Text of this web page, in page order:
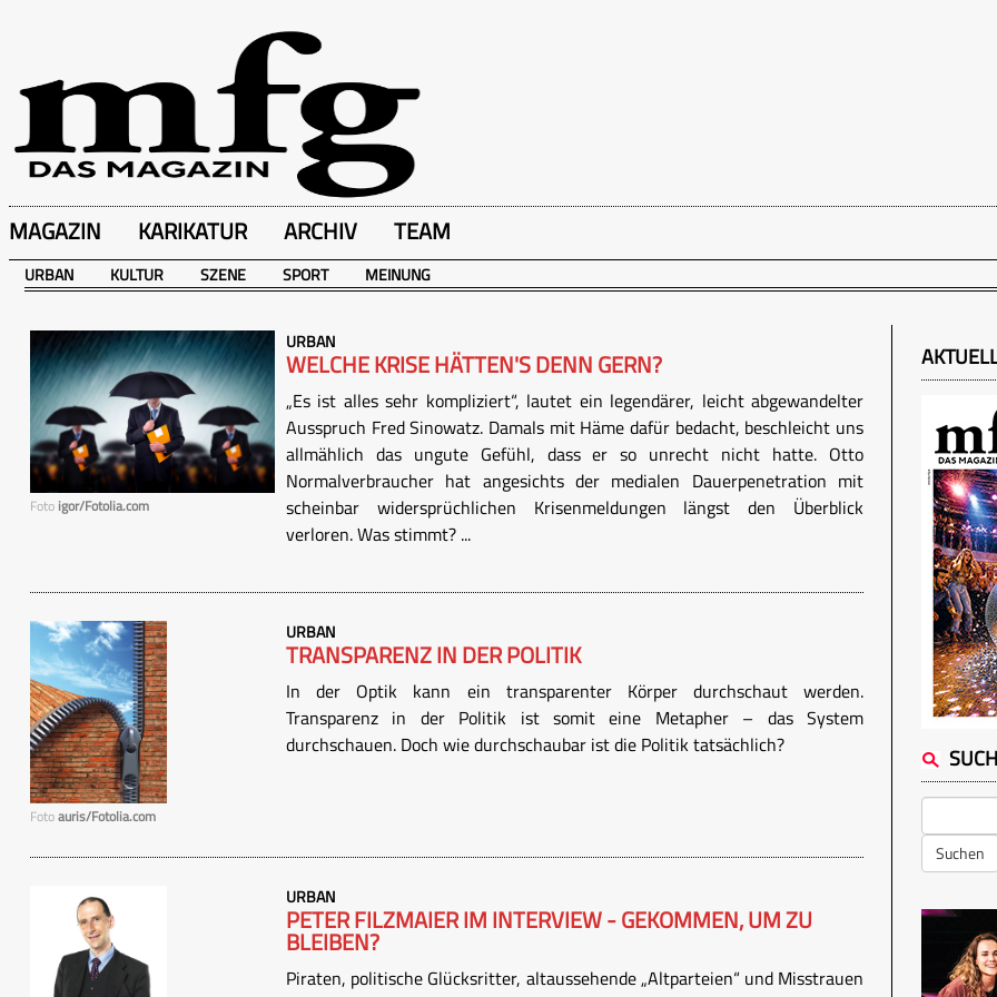
MAGAZIN KARIKATUR ARCHIV TEAM
URBAN KULTUR SZENE SPORT MEINUNG
Foto igor/Fotolia.com
URBAN
WELCHE KRISE HÄTTEN'S DENN GERN?
„Es ist alles sehr kompliziert“, lautet ein legendärer, leicht abgewandelter
Ausspruch Fred Sinowatz. Damals mit Häme dafür bedacht, beschleicht uns
allmählich das ungute Gefühl, dass er so unrecht nicht hatte. Otto
Normalverbraucher hat angesichts der medialen Dauerpenetration mit
scheinbar widersprüchlichen Krisenmeldungen längst den Überblick
verloren. Was stimmt? ...
Fotoauris/Fotolia.com
URBAN
TRANSPARENZ IN DER POLITIK
In der Optik kann ein transparenter Körper durchschaut werden.
Transparenz in der Politik ist somit eine Metapher – das System
durchschauen. Doch wie durchschaubar ist die Politik tatsächlich?
URBAN
PETER FILZMAIER IM INTERVIEW - GEKOMMEN, UM ZU
BLEIBEN?
Piraten, politische Glücksritter, altaussehende „Altparteien“ und Misstrauen
Suchen